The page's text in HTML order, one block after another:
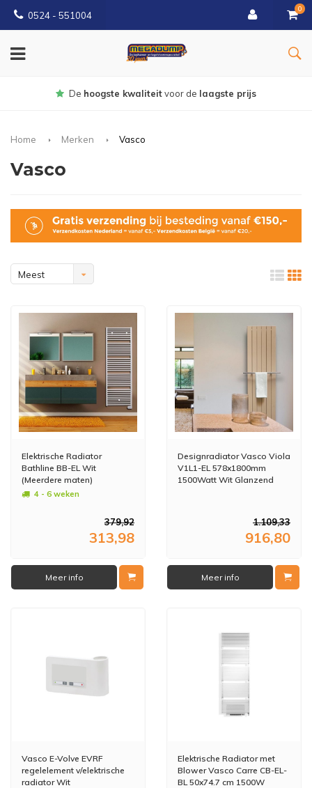
0524 - 551004
0
Gratisbezorgd vanaf €150
Home Merken Vasco
Vasco
Meest
Elektrische Radiator
Bathline BB-EL Wit
(Meerdere maten)
4 - 6 weken
379,92
313,98
Meer info
Designradiator Vasco Viola
V1L1-EL 578x1800mm
1500Watt Wit Glanzend
1.109,33
916,80
Meer info
Vasco E-Volve EVRF
regelelement v/elektrische
radiator Wit
Elektrische Radiator met
Blower Vasco Carre CB-EL-
BL 50x74.7 cm 1500W